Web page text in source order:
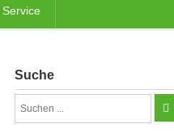
Service
Suche